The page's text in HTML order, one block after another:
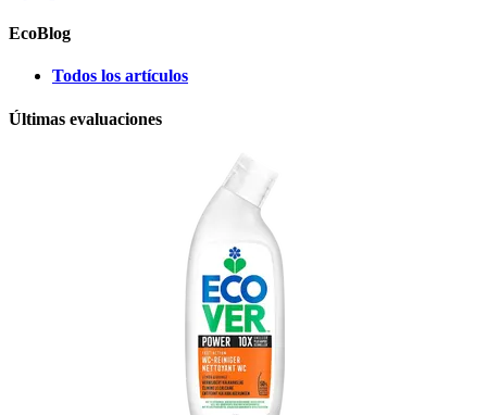
EcoBlog
Todos los artículos
Últimas evaluaciones